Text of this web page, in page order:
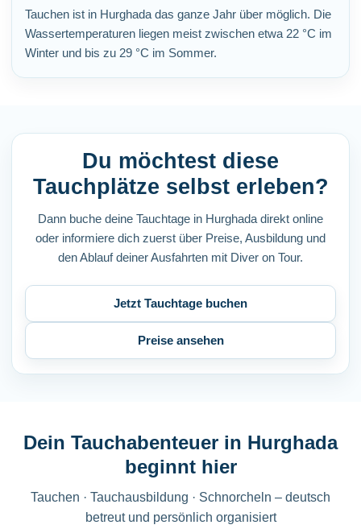
Tauchen ist in Hurghada das ganze Jahr über möglich. Die
Wassertemperaturen liegen meist zwischen etwa 22 °C im
Winter und bis zu 29 °C im Sommer.
Du möchtest diese
Tauchplätze selbst erleben?
Dann buche deine Tauchtage in Hurghada direkt online
oder informiere dich zuerst über Preise, Ausbildung und
den Ablauf deiner Ausfahrten mit Diver on Tour.
Jetzt Tauchtage buchen
Preise ansehen
Dein Tauchabenteuer in Hurghada
beginnt hier
Tauchen · Tauchausbildung · Schnorcheln – deutsch
betreut und persönlich organisiert